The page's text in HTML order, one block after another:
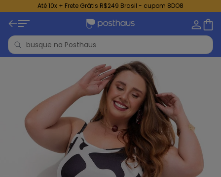
Até 10x + Frete Grátis R$249 Brasil - cupom 8DO8